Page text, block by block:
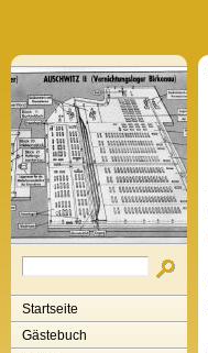
Startseite
Gästebuch